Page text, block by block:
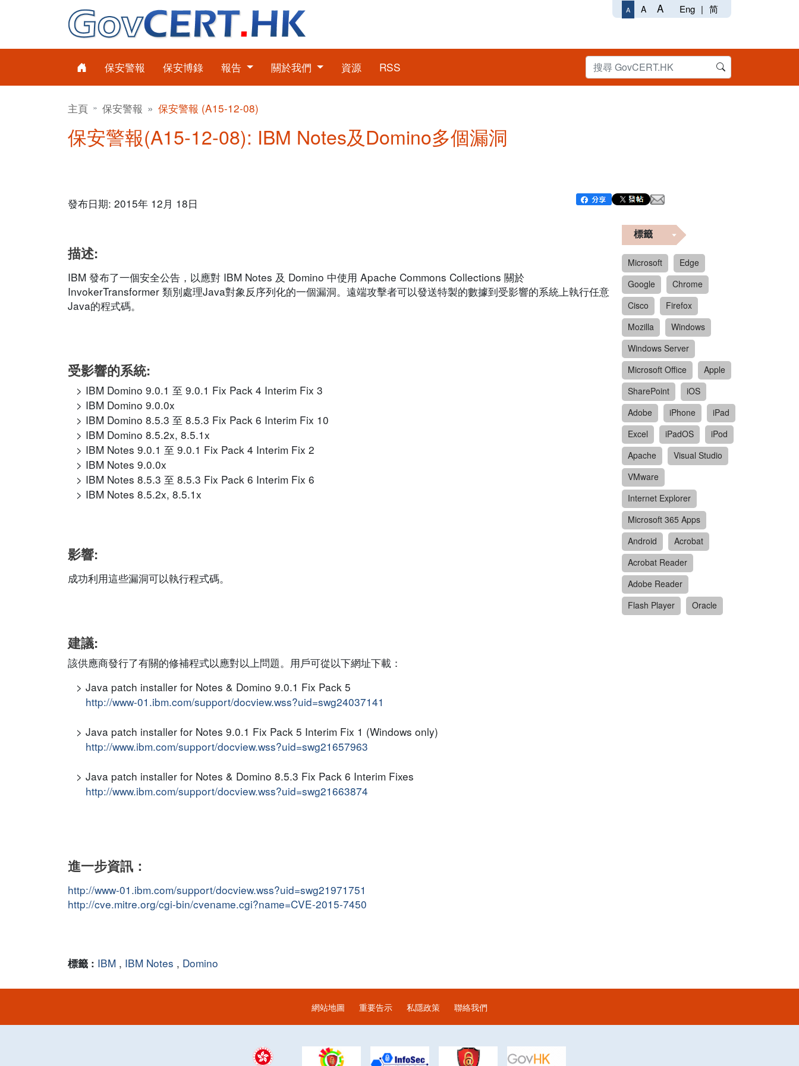
A A A Eng | 简
保安警報 保安博錄 報告 關於我們 資源 RSS
主頁 保安警報 保安警報 (A15-12-08)
保安警報(A15-12-08): IBM Notes及Domino多個漏洞
發布日期: 2015年 12月 18日
描述:
IBM 發布了一個安全公告，以應對 IBM Notes 及 Domino 中使用 Apache Commons Collections 關於
InvokerTransformer 類別處理Java對象反序列化的一個漏洞。遠端攻擊者可以發送特製的數據到受影響的系統上執行任意
Java的程式碼。
受影響的系統:
IBM Domino 9.0.1 至 9.0.1 Fix Pack 4 Interim Fix 3
IBM Domino 9.0.0x
IBM Domino 8.5.3 至 8.5.3 Fix Pack 6 Interim Fix 10
IBM Domino 8.5.2x, 8.5.1x
IBM Notes 9.0.1 至 9.0.1 Fix Pack 4 Interim Fix 2
IBM Notes 9.0.0x
IBM Notes 8.5.3 至 8.5.3 Fix Pack 6 Interim Fix 6
IBM Notes 8.5.2x, 8.5.1x
影響:
成功利用這些漏洞可以執行程式碼。
建議:
該供應商發行了有關的修補程式以應對以上問題。用戶可從以下網址下載：
Java patch installer for Notes & Domino 9.0.1 Fix Pack 5
http://www-01.ibm.com/support/docview.wss?uid=swg24037141
Java patch installer for Notes 9.0.1 Fix Pack 5 Interim Fix 1 (Windows only)
http://www.ibm.com/support/docview.wss?uid=swg21657963
Java patch installer for Notes & Domino 8.5.3 Fix Pack 6 Interim Fixes
http://www.ibm.com/support/docview.wss?uid=swg21663874
進一步資訊：
http://www-01.ibm.com/support/docview.wss?uid=swg21971751
http://cve.mitre.org/cgi-bin/cvename.cgi?name=CVE-2015-7450
標籤 : IBM , IBM Notes , Domino
標籤
Microsoft
Edge
Google
Chrome
Cisco
Firefox
Mozilla
Windows
Windows Server
Microsoft Office
Apple
SharePoint
iOS
Adobe
iPhone
iPad
Excel
iPadOS
iPod
Apache
Visual Studio
VMware
Internet Explorer
Microsoft 365 Apps
Android
Acrobat
Acrobat Reader
Adobe Reader
Flash Player
Oracle
網站地圖 重要告示 私隱政策 聯絡我們